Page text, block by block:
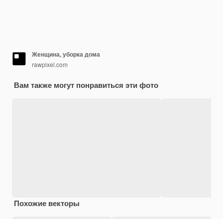
Женщина, уборка дома
rawpixel.com
Вам также могут понравиться эти фото
Похожие векторы